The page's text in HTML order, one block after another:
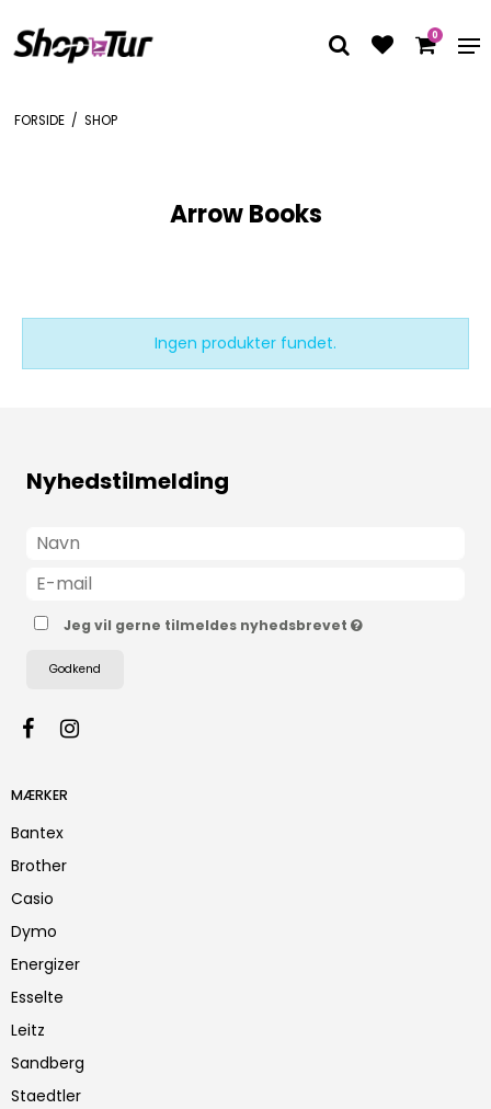
0
FORSIDE / SHOP
Arrow Books
Ingen produkter fundet.
Nyhedstilmelding
Jeg vil gerne tilmeldes nyhedsbrevet
Godkend
MÆRKER
Bantex
Brother
Casio
Dymo
Energizer
Esselte
Leitz
Sandberg
Staedtler